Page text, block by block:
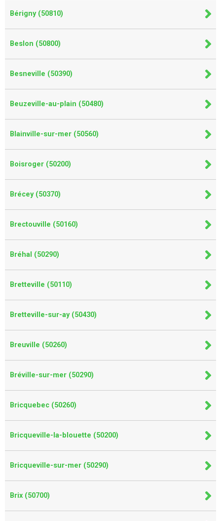
Bérigny (50810)
Beslon (50800)
Besneville (50390)
Beuzeville-au-plain (50480)
Blainville-sur-mer (50560)
Boisroger (50200)
Brécey (50370)
Brectouville (50160)
Bréhal (50290)
Bretteville (50110)
Bretteville-sur-ay (50430)
Breuville (50260)
Bréville-sur-mer (50290)
Bricquebec (50260)
Bricqueville-la-blouette (50200)
Bricqueville-sur-mer (50290)
Brix (50700)